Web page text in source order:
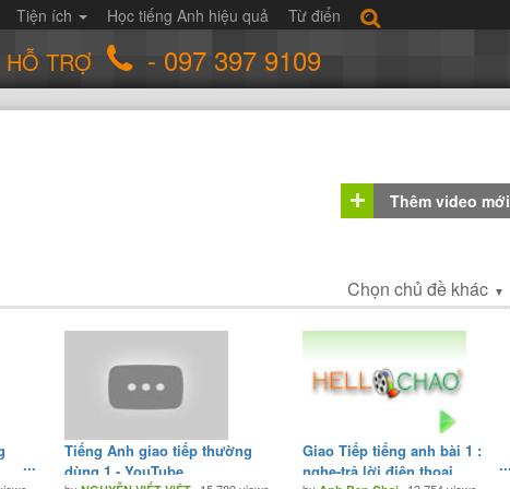
Tiện ích Học tiếng Anh hiệu quả Từ điển
HỖ TRỢ - 097 397 9109
Thêm video mới
Chọn chủ đề khác ▼
Tiếng Anh giao tiếp thường
dùng 1 - YouTube
Giao Tiếp tiếng anh bài 1 :
nghe-trả lời điện thoại.